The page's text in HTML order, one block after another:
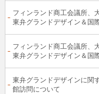
フィンランド商工会議所
東弁グランドデザイン＆国
フィンランド商工会議所
東弁グランドデザイン＆国
東弁グランドデザインに関
館訪問について